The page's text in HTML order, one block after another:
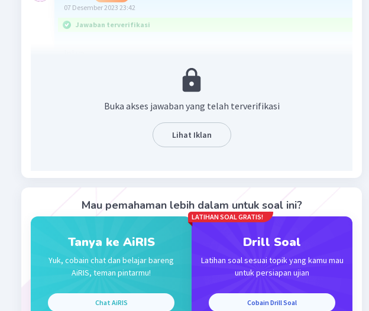
07 Desember 2023 23:42
Jawaban terverifikasi
Buka akses jawaban yang telah terverifikasi
Lihat Iklan
Mau pemahaman lebih dalam untuk soal ini?
Tanya ke AiRIS
Yuk, cobain chat dan belajar bareng
AiRIS, teman pintarmu!
Chat AiRIS
LATIHAN SOAL GRATIS!
Drill Soal
Latihan soal sesuai topik yang kamu mau
untuk persiapan ujian
Cobain Drill Soal